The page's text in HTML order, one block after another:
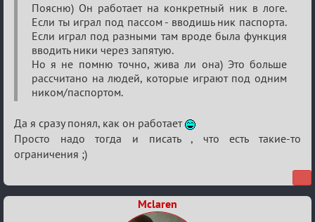
Поясню) Он работает на конкретный ник в логе.
Если ты играл под пассом - вводишь ник паспорта.
Если играл под разными там вроде была функция
вводить ники через запятую.
Но я не помню точно, жива ли она) Это больше
рассчитано на людей, которые играют под одним
ником/паспортом.
Да я сразу понял, как он работает
Просто надо тогда и писать , что есть такие-то
ограничения ;)
Mclaren